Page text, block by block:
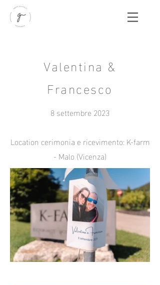
Valentina &
Francesco
8 settembre 2023
Location cerimonia e ricevimento: K-farm
- Malo (Vicenza)